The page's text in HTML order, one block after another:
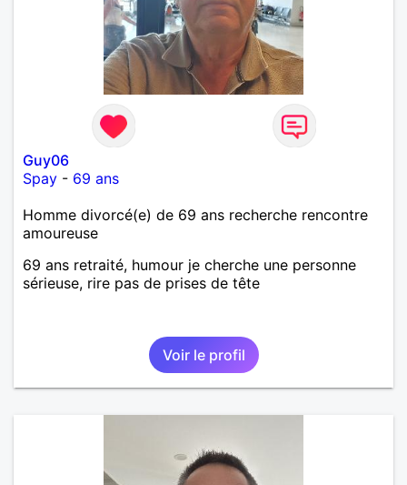
Guy06
Spay - 69 ans
Homme divorcé(e) de 69 ans recherche rencontre
amoureuse
69 ans retraité, humour je cherche une personne
sérieuse, rire pas de prises de tête
Voir le profil